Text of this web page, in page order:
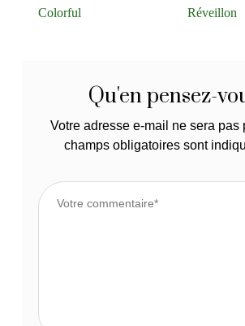
Colorful
Réveillon
Qu'en pensez-
Votre adresse e-mail ne sera pas
champs obligatoires sont